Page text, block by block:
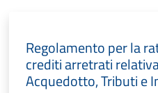
Regolamento per la
crediti arretrati
Acquedotto, Tributi e